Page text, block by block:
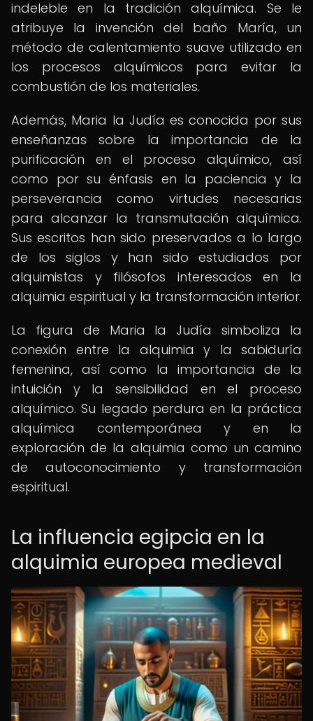
indeleble en la tradición alquímica. Se le
atribuye la invención del baño María, un
método de calentamiento suave utilizado en
los procesos alquímicos para evitar la
combustión de los materiales.
Además, Maria la Judía es conocida por sus
enseñanzas sobre la importancia de la
purificación en el proceso alquímico, así
como por su énfasis en la paciencia y la
perseverancia como virtudes necesarias
para alcanzar la transmutación alquímica.
Sus escritos han sido preservados a lo largo
de los siglos y han sido estudiados por
alquimistas y filósofos interesados en la
alquimia espiritual y la transformación interior.
La figura de Maria la Judía simboliza la
conexión entre la alquimia y la sabiduría
femenina, así como la importancia de la
intuición y la sensibilidad en el proceso
alquímico. Su legado perdura en la práctica
alquímica contemporánea y en la
exploración de la alquimia como un camino
de autoconocimiento y transformación
espiritual.
La influencia egipcia en la
alquimia europea medieval